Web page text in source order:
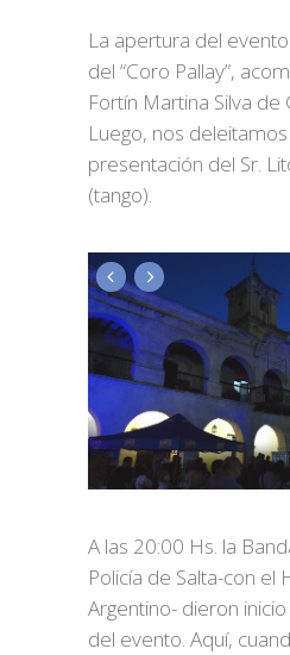
La apertura del
del “Coro Pallay”,
Fortín Martina Silva de
Luego, nos
presentación del Sr.
(tango).
A las 20:00 Hs. la
Policía de Salta-con el
Argentino- dieron
del evento. Aquí,